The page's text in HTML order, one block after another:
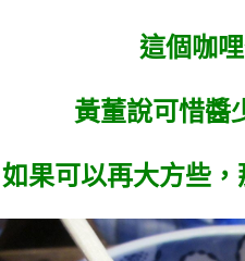
這個咖
黃董說可惜醬
如果可以再大方些